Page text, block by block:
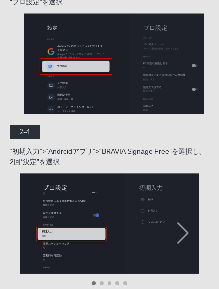
“プロ設定”を選択
2-4
“初期入力”>“Androidアプリ”>“BRAVIA Signage Free”を選択し、
2回“決定”を選択